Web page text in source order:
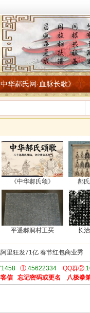
中华郝氏网·血脉长歌》
《中华郝氏颂》 郝
平遥郝洞村王买 长
里狂发71亿 春节红包商业秀
①:45622334QQ群②:
信 忘记密码或更名 八极拳